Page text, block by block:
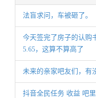
法盲求问，车被砸了。
今天签完了房子的认购
5.65，这算不算高了
未来的亲家吧友们，有
抖音全民任务 收益 吧